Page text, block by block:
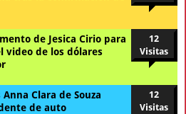
de Jesica Cirio para
video de los dólares
12
Visitas
Clara de Souza
de auto
12
Visitas